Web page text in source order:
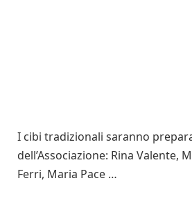
I cibi tradizionali saranno
dell’Associazione: Rina Valente,
Ferri, Maria Pace …